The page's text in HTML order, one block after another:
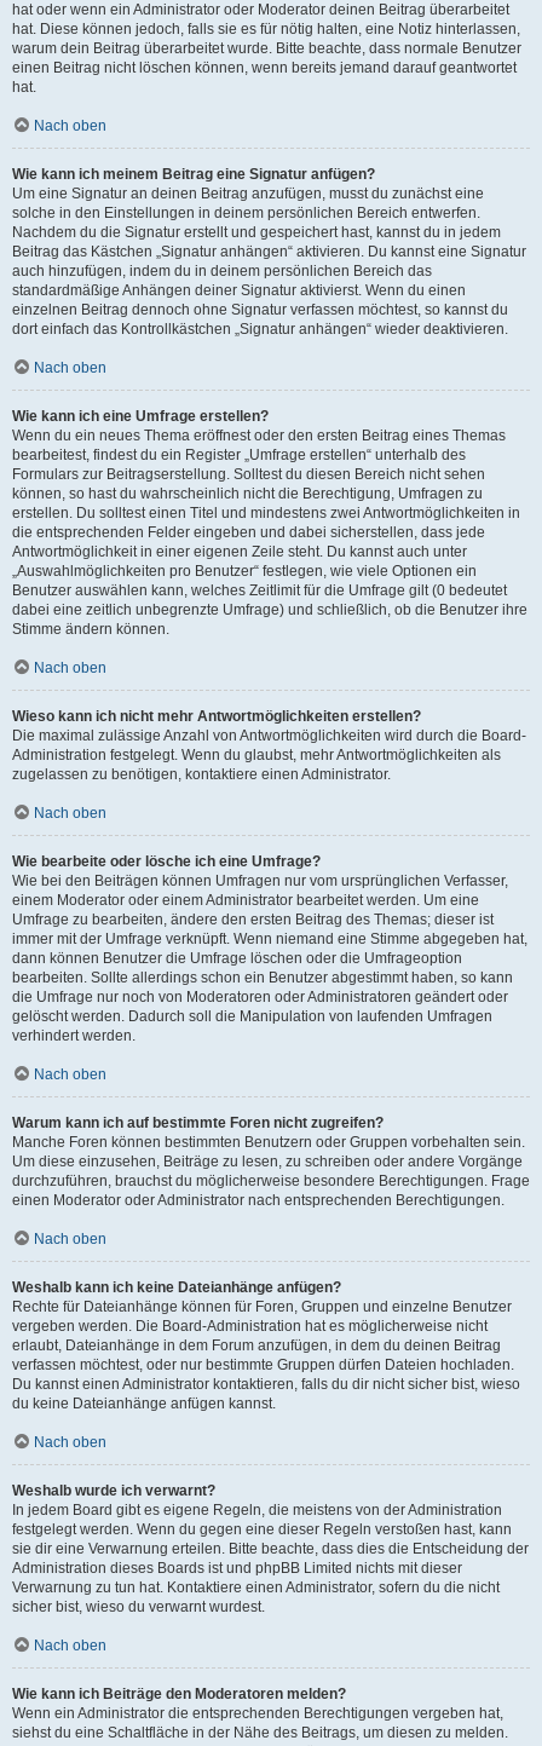
hat oder wenn ein Administrator oder Moderator deinen Beitrag überarbeitet
hat. Diese können jedoch, falls sie es für nötig halten, eine Notiz hinterlassen,
warum dein Beitrag überarbeitet wurde. Bitte beachte, dass normale Benutzer
einen Beitrag nicht löschen können, wenn bereits jemand darauf geantwortet
hat.
Nach oben
Wie kann ich meinem Beitrag eine Signatur anfügen?
Um eine Signatur an deinen Beitrag anzufügen, musst du zunächst eine
solche in den Einstellungen in deinem persönlichen Bereich entwerfen.
Nachdem du die Signatur erstellt und gespeichert hast, kannst du in jedem
Beitrag das Kästchen „Signatur anhängen“ aktivieren. Du kannst eine Signatur
auch hinzufügen, indem du in deinem persönlichen Bereich das
standardmäßige Anhängen deiner Signatur aktivierst. Wenn du einen
einzelnen Beitrag dennoch ohne Signatur verfassen möchtest, so kannst du
dort einfach das Kontrollkästchen „Signatur anhängen“ wieder deaktivieren.
Nach oben
Wie kann ich eine Umfrage erstellen?
Wenn du ein neues Thema eröffnest oder den ersten Beitrag eines Themas
bearbeitest, findest du ein Register „Umfrage erstellen“ unterhalb des
Formulars zur Beitragserstellung. Solltest du diesen Bereich nicht sehen
können, so hast du wahrscheinlich nicht die Berechtigung, Umfragen zu
erstellen. Du solltest einen Titel und mindestens zwei Antwortmöglichkeiten in
die entsprechenden Felder eingeben und dabei sicherstellen, dass jede
Antwortmöglichkeit in einer eigenen Zeile steht. Du kannst auch unter
„Auswahlmöglichkeiten pro Benutzer“ festlegen, wie viele Optionen ein
Benutzer auswählen kann, welches Zeitlimit für die Umfrage gilt (0 bedeutet
dabei eine zeitlich unbegrenzte Umfrage) und schließlich, ob die Benutzer ihre
Stimme ändern können.
Nach oben
Wieso kann ich nicht mehr Antwortmöglichkeiten erstellen?
Die maximal zulässige Anzahl von Antwortmöglichkeiten wird durch die Board-
Administration festgelegt. Wenn du glaubst, mehr Antwortmöglichkeiten als
zugelassen zu benötigen, kontaktiere einen Administrator.
Nach oben
Wie bearbeite oder lösche ich eine Umfrage?
Wie bei den Beiträgen können Umfragen nur vom ursprünglichen Verfasser,
einem Moderator oder einem Administrator bearbeitet werden. Um eine
Umfrage zu bearbeiten, ändere den ersten Beitrag des Themas; dieser ist
immer mit der Umfrage verknüpft. Wenn niemand eine Stimme abgegeben hat,
dann können Benutzer die Umfrage löschen oder die Umfrageoption
bearbeiten. Sollte allerdings schon ein Benutzer abgestimmt haben, so kann
die Umfrage nur noch von Moderatoren oder Administratoren geändert oder
gelöscht werden. Dadurch soll die Manipulation von laufenden Umfragen
verhindert werden.
Nach oben
Warum kann ich auf bestimmte Foren nicht zugreifen?
Manche Foren können bestimmten Benutzern oder Gruppen vorbehalten sein.
Um diese einzusehen, Beiträge zu lesen, zu schreiben oder andere Vorgänge
durchzuführen, brauchst du möglicherweise besondere Berechtigungen. Frage
einen Moderator oder Administrator nach entsprechenden Berechtigungen.
Nach oben
Weshalb kann ich keine Dateianhänge anfügen?
Rechte für Dateianhänge können für Foren, Gruppen und einzelne Benutzer
vergeben werden. Die Board-Administration hat es möglicherweise nicht
erlaubt, Dateianhänge in dem Forum anzufügen, in dem du deinen Beitrag
verfassen möchtest, oder nur bestimmte Gruppen dürfen Dateien hochladen.
Du kannst einen Administrator kontaktieren, falls du dir nicht sicher bist, wieso
du keine Dateianhänge anfügen kannst.
Nach oben
Weshalb wurde ich verwarnt?
In jedem Board gibt es eigene Regeln, die meistens von der Administration
festgelegt werden. Wenn du gegen eine dieser Regeln verstoßen hast, kann
sie dir eine Verwarnung erteilen. Bitte beachte, dass dies die Entscheidung der
Administration dieses Boards ist und phpBB Limited nichts mit dieser
Verwarnung zu tun hat. Kontaktiere einen Administrator, sofern du die nicht
sicher bist, wieso du verwarnt wurdest.
Nach oben
Wie kann ich Beiträge den Moderatoren melden?
Wenn ein Administrator die entsprechenden Berechtigungen vergeben hat,
siehst du eine Schaltfläche in der Nähe des Beitrags, um diesen zu melden.